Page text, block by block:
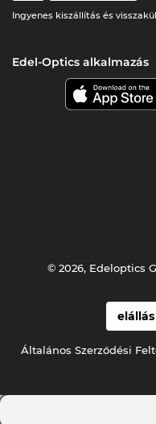
Ingyenes kiszállítás és
Edel-Optics alkalmazás
Általános Szerződési
© 2026, Edeloptics